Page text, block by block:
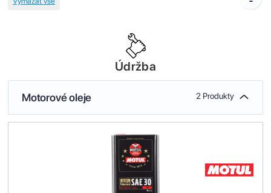
Údržba
Motorové oleje 2 Produkty